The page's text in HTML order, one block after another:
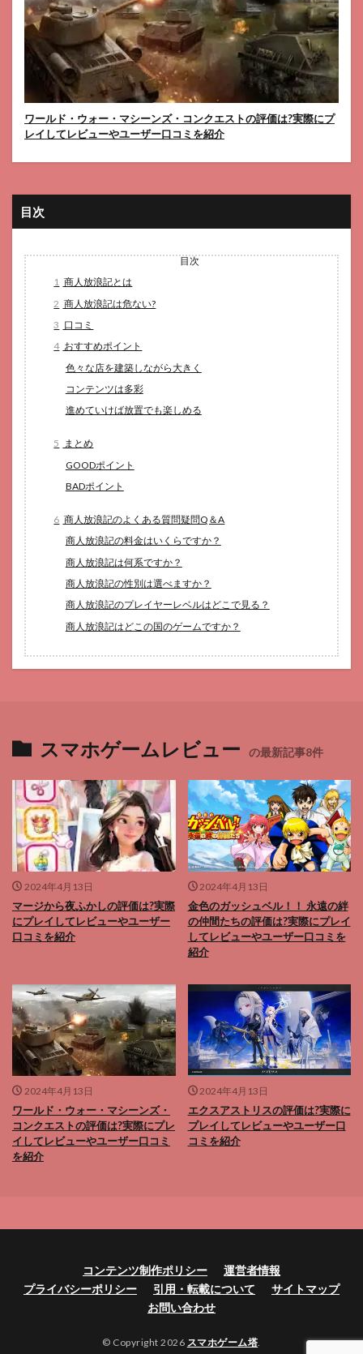
ワールド・ウォー・マシーンズ・コンクエストの評価は?実際にプ
レイしてレビューやユーザー口コミを紹介
目次
目次
1 商人放浪記とは
2 商人放浪記は危ない?
3 口コミ
4 おすすめポイント
色々な店を建築しながら大きく
コンテンツは多彩
進めていけば放置でも楽しめる
5 まとめ
GOODポイント
BADポイント
6 商人放浪記のよくある質問疑問Q＆A
商人放浪記の料金はいくらですか？
商人放浪記は何系ですか？
商人放浪記の性別は選べますか？
商人放浪記のプレイヤーレベルはどこで見る？
商人放浪記はどこの国のゲームですか？
スマホゲームレビュー の最新記事8件
2024年4月13日
マージから夜ふかしの評価は?実際
にプレイしてレビューやユーザー
口コミを紹介
2024年4月13日
金色のガッシュベル！！ 永遠の絆
の仲間たちの評価は?実際にプレイ
してレビューやユーザー口コミを
紹介
2024年4月13日
ワールド・ウォー・マシーンズ・
コンクエストの評価は?実際にプレ
イしてレビューやユーザー口コミ
を紹介
2024年4月13日
エクスアストリスの評価は?実際に
プレイしてレビューやユーザー口
コミを紹介
コンテンツ制作ポリシー
運営者情報
プライバシーポリシー
引用・転載について
サイトマップ
お問い合わせ
© Copyright 2026 スマホゲーム塔.